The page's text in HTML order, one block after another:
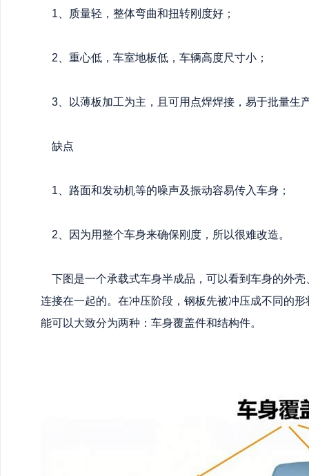
1、质量轻，整体弯曲和扭转刚度好；
2、重心低，车室地板低，车辆高度尺寸小；
3、以薄板加工为主，且可用点焊焊接，易于批量生
缺点
1、路面和发动机等的噪声及振动容易传入车身；
2、因为用整个车身来确保刚度，所以很难改造。
下图是一个承载式车身半成品，可以看到车身的外
连接在一起的。在冲压阶段，钢板先被冲压成不同的
能可以大致分为两种：车身覆盖件和结构件。